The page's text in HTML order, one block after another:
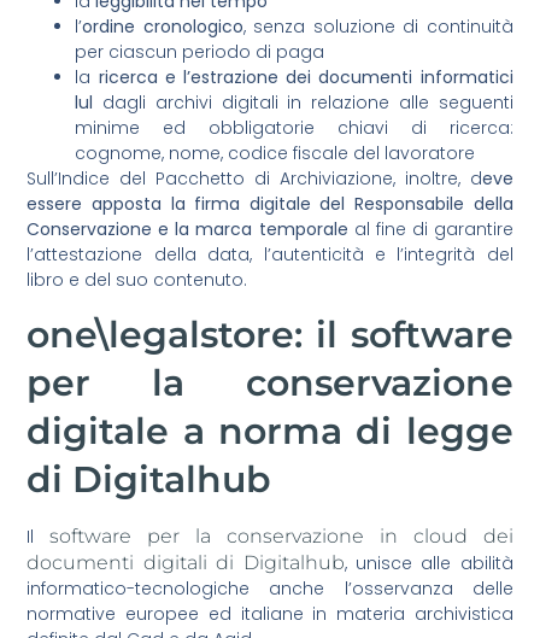
l’ordine cronologico, senza soluzione di continuità
per ciascun periodo di paga
la ricerca e l’estrazione dei documenti informatici
lul dagli archivi digitali in relazione alle seguenti
minime ed obbligatorie chiavi di ricerca:
cognome, nome, codice fiscale del lavoratore
Sull’Indice del Pacchetto di Archiviazione, inoltre, deve
essere apposta la firma digitale del Responsabile della
Conservazione e la marca temporale al fine di garantire
l’attestazione della data, l’autenticità e l’integrità del
libro e del suo contenuto.
one\legalstore: il software
per la conservazione
digitale a norma di legge
di Digitalhub
Ilsoftware per la conservazione in cloud dei
documenti digitali di Digitalhub, unisce alle abilità
informatico-tecnologiche anche l’osservanza delle
normative europee ed italiane in materia archivistica